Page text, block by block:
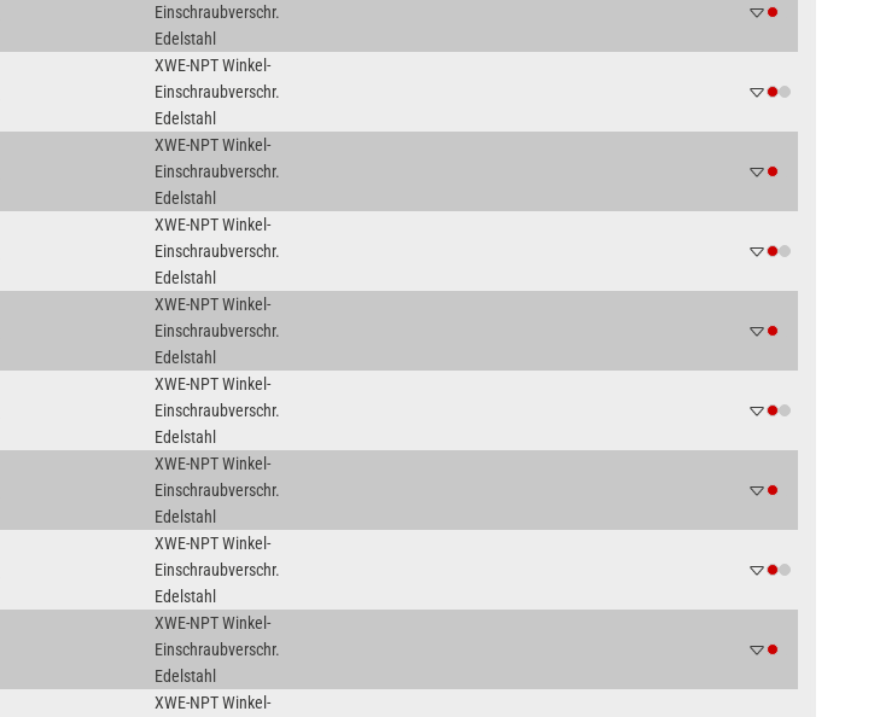
Einschraubverschr.
Edelstahl
XWE-NPT Winkel-
Einschraubverschr.
Edelstahl
XWE-NPT Winkel-
Einschraubverschr.
Edelstahl
XWE-NPT Winkel-
Einschraubverschr.
Edelstahl
XWE-NPT Winkel-
Einschraubverschr.
Edelstahl
XWE-NPT Winkel-
Einschraubverschr.
Edelstahl
XWE-NPT Winkel-
Einschraubverschr.
Edelstahl
XWE-NPT Winkel-
Einschraubverschr.
Edelstahl
XWE-NPT Winkel-
Einschraubverschr.
Edelstahl
XWE-NPT Winkel-